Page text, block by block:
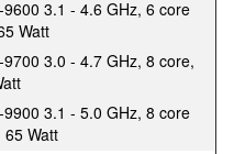
3.1 - 4.6 GHz, 6 core
Watt
3.0 - 4.7 GHz, 8 core,
3.1 - 5.0 GHz, 8 core
65 Watt